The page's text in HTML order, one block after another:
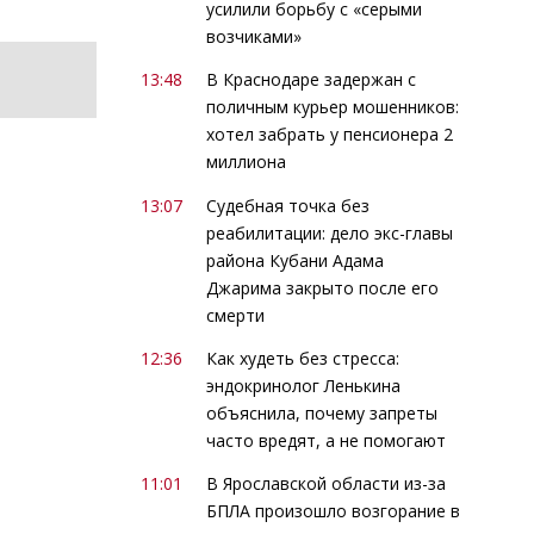
усилили борьбу с «серыми
возчиками»
13:48
В Краснодаре задержан с
поличным курьер мошенников:
хотел забрать у пенсионера 2
миллиона
13:07
Судебная точка без
реабилитации: дело экс-главы
района Кубани Адама
Джарима закрыто после его
смерти
12:36
Как худеть без стресса:
эндокринолог Ленькина
объяснила, почему запреты
часто вредят, а не помогают
11:01
В Ярославской области из-за
БПЛА произошло возгорание в